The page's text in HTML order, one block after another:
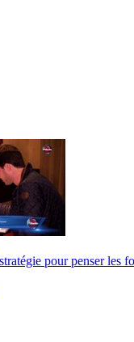
pour penser les